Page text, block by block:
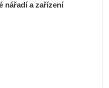
nářadí a zařízení